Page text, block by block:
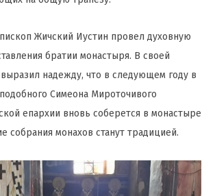
Жичский Иустин провел духовную
братии монастыря. В своей
надежду, что в следующем году в
Симеона Мироточивого
епархии вновь соберется в монастыре
собрания монахов станут традицией.